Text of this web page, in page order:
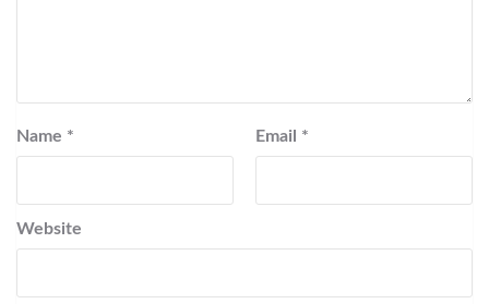
Name * Email *
Website